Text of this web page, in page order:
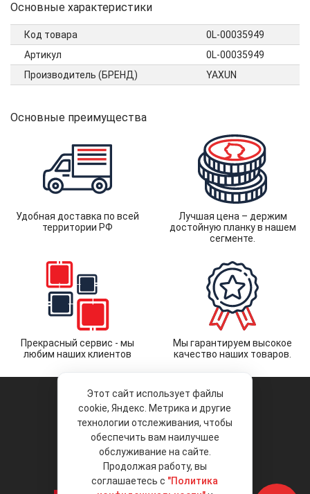
Основные характеристики
Код товара
0L-00035949
Артикул
0L-00035949
Производитель (БРЕНД)
YAXUN
Основные преимущества
Удобная доставка по всей
территории РФ
Лучшая цена – держим
достойную планку в нашем
сегменте.
Прекрасный сервис - мы
любим наших клиентов
Мы гарантируем высокое
качество наших товаров.
© 2026 «Liberty Project».
Аксессуары и запчасти оптом.
Положение об обработке и защите
персональных данных
Этот сайт использует файлы
cookie, Яндекс. Метрика и другие
технологии отслеживания, чтобы
обеспечить вам наилучшее
обслуживание на сайте.
Продолжая работу, вы
соглашаетесь с "Политика